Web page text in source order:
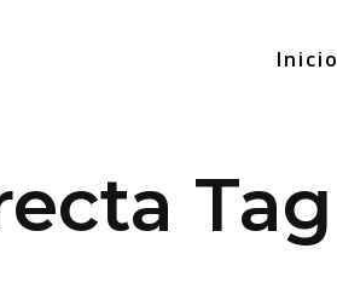
Inicio
Tag